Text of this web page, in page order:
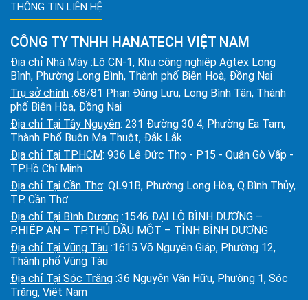
THÔNG TIN LIÊN HỆ
CÔNG TY TNHH HANATECH VIỆT NAM
Địa chỉ Nhà Máy :Lô CN-1, Khu công nghiệp Agtex Long
Bình, Phường Long Bình, Thành phố Biên Hoà, Đồng Nai
Trụ sở chính :68/81 Phan Đăng Lưu, Long Bình Tân, Thành
phố Biên Hòa, Đồng Nai
Địa chỉ Tại Tây Nguyên: 231 Đường 30.4, Phường Ea Tam,
Thành Phố Buôn Ma Thuột, Đắk Lắk
Địa chỉ Tại TPHCM: 936 Lê Đức Thọ - P15 - Quận Gò Vấp -
TP.Hồ Chí Minh
Địa chỉ Tại Cần Thơ: QL91B, Phường Long Hòa, Q.Bình Thủy,
TP. Cần Thơ
Địa chỉ Tại Bình Dương :1546 ĐẠI LỘ BÌNH DƯƠNG –
P.HIỆP AN – TP.THỦ DẦU MỘT – TỈNH BÌNH DƯƠNG
Địa chỉ Tại Vũng Tàu :1615 Võ Nguyên Giáp, Phường 12,
Thành phố Vũng Tàu
Địa chỉ Tại Sóc Trăng :36 Nguyễn Văn Hữu, Phường 1, Sóc
Trăng, Việt Nam